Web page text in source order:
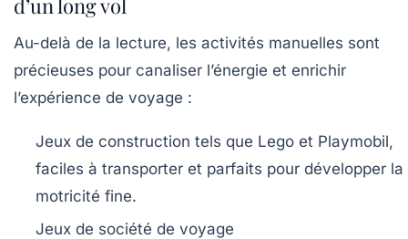
d’un long vol
Au-delà de la lecture, les activités manuelles sont
précieuses pour canaliser l’énergie et enrichir
l’expérience de voyage :
Jeux de construction tels que Lego et Playmobil,
faciles à transporter et parfaits pour développer la
motricité fine.
Jeux de société de voyage